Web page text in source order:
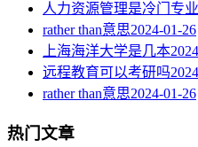
人力资源管理是冷门专
rather than意思2024-01-26
上海海洋大学是几本
远程教育可以考研吗
rather than意思2024-01-26
热门文章